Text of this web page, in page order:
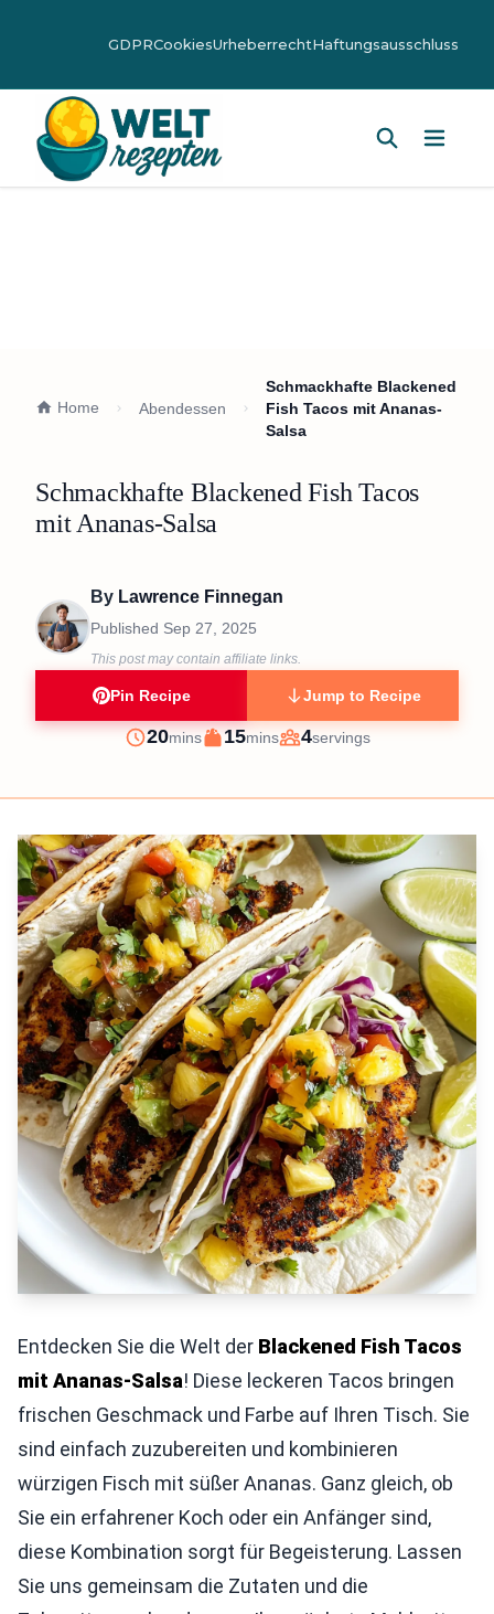
GDPRCookiesUrheberrechtHaftungsausschluss
Home Abendessen
Schmackhafte Blackened
Fish Tacos mit Ananas-
Salsa
Schmackhafte Blackened Fish Tacos
mit Ananas-Salsa
By Lawrence Finnegan
Published Sep 27, 2025
This post may contain affiliate links.
Pin Recipe Jump to Recipe
Prep
20minutes
mins
Cook
15minutes
mins
Servings
4servings
Entdecken Sie die Welt der Blackened Fish Tacos
mit Ananas-Salsa! Diese leckeren Tacos bringen
frischen Geschmack und Farbe auf Ihren Tisch. Sie
sind einfach zuzubereiten und kombinieren
würzigen Fisch mit süßer Ananas. Ganz gleich, ob
Sie ein erfahrener Koch oder ein Anfänger sind,
diese Kombination sorgt für Begeisterung. Lassen
Sie uns gemeinsam die Zutaten und die